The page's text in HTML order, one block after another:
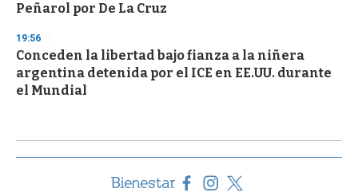
Peñarol por De La Cruz
19:56
Conceden la libertad bajo fianza a la niñera
argentina detenida por el ICE en EE.UU. durante
el Mundial